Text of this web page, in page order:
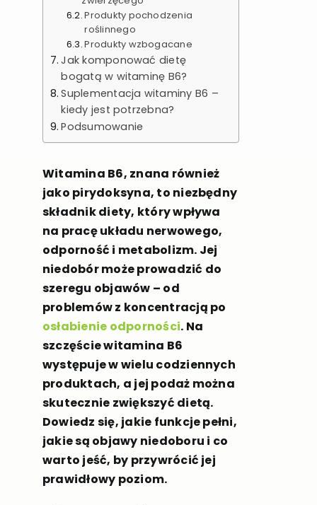
Produkty pochodzenia
roślinnego
Produkty wzbogacane
Jak komponować dietę
bogatą w witaminę B6?
Suplementacja witaminy B6 –
kiedy jest potrzebna?
Podsumowanie
Witamina B6, znana również
jako pirydoksyna, to niezbędny
składnik diety, który wpływa
na pracę układu nerwowego,
odporność i metabolizm. Jej
niedobór może prowadzić do
szeregu objawów – od
problemów z koncentracją po
osłabienie odporności. Na
szczęście witamina B6
występuje w wielu codziennych
produktach, a jej podaż można
skutecznie zwiększyć dietą.
Dowiedz się, jakie funkcje pełni,
jakie są objawy niedoboru i co
warto jeść, by przywrócić jej
prawidłowy poziom.